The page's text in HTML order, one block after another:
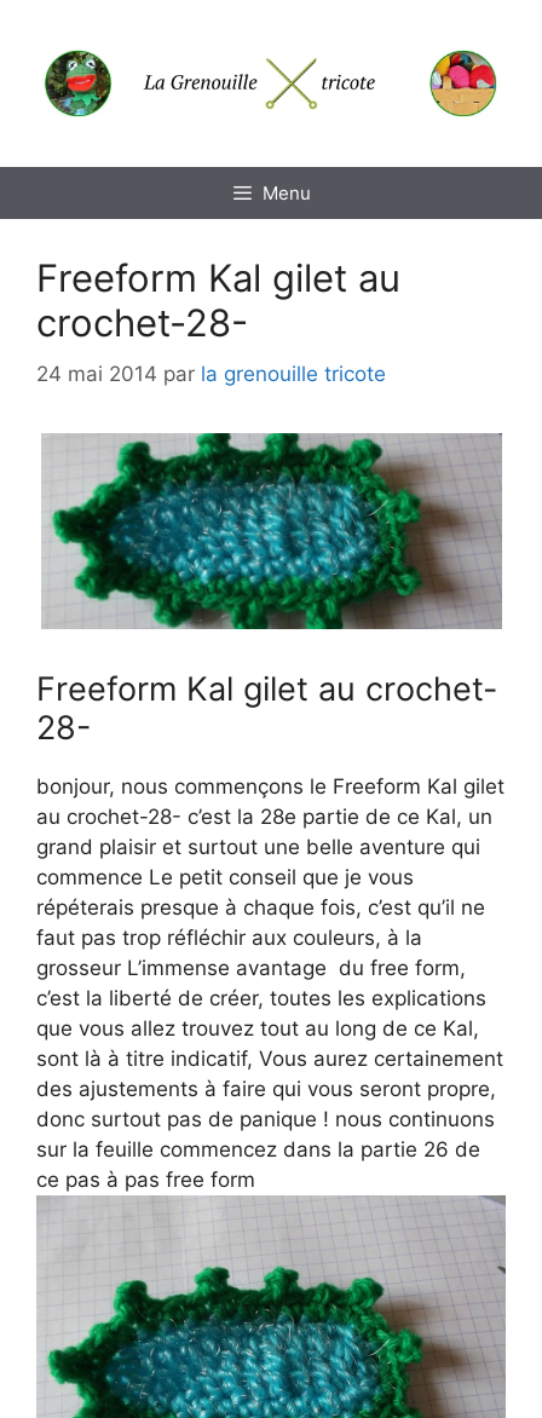
contenu
Menu
Freeform Kal gilet au
crochet-28-
24 mai 2014 par la grenouille tricote
Freeform Kal gilet au crochet-
28-
bonjour, nous commençons le Freeform Kal gilet
au crochet-28- c’est la 28e partie de ce Kal, un
grand plaisir et surtout une belle aventure qui
commence Le petit conseil que je vous
répéterais presque à chaque fois, c’est qu’il ne
faut pas trop réfléchir aux couleurs, à la
grosseur L’immense avantage du free form,
c’est la liberté de créer, toutes les explications
que vous allez trouvez tout au long de ce Kal,
sont là à titre indicatif, Vous aurez certainement
des ajustements à faire qui vous seront propre,
donc surtout pas de panique ! nous continuons
sur la feuille commencez dans la partie 26 de
ce pas à pas free form